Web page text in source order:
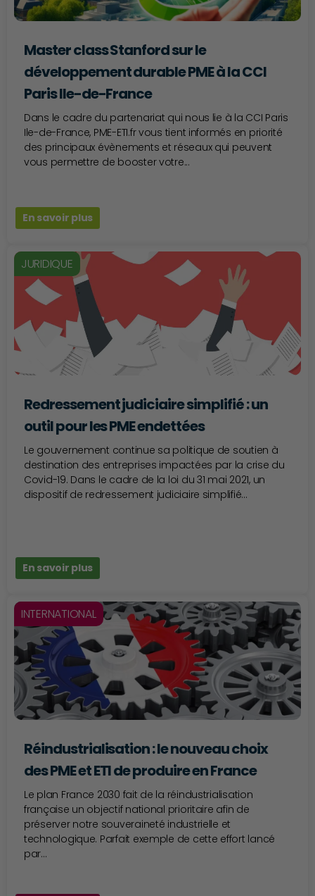
Master class Stanford sur le
développement durable PME à la CCI
Paris Ile-de-France
Dans le cadre du partenariat qui nous lie à la CCI Paris
Ile-de-France, PME-ETI.fr vous tient informés en priorité
des principaux évènements et réseaux qui peuvent
vous permettre de booster votre...
En savoir plus
JURIDIQUE
Redressement judiciaire simplifié : un
outil pour les PME endettées
Le gouvernement continue sa politique de soutien à
destination des entreprises impactées par la crise du
Covid-19. Dans le cadre de la loi du 31 mai 2021, un
dispositif de redressement judiciaire simplifié...
En savoir plus
INTERNATIONAL
Réindustrialisation : le nouveau choix
des PME et ETI de produire en France
Le plan France 2030 fait de la réindustrialisation
française un objectif national prioritaire afin de
préserver notre souveraineté industrielle et
technologique. Parfait exemple de cette effort lancé
par...